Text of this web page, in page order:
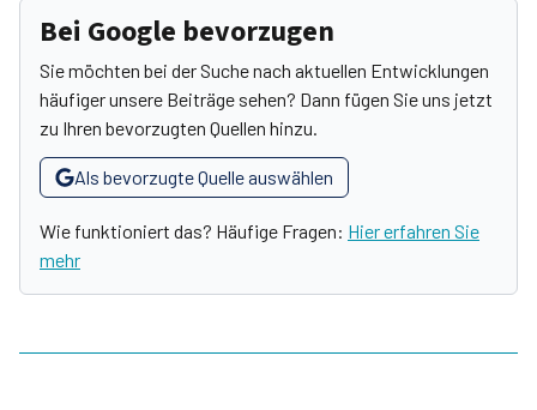
Bei Google bevorzugen
Sie möchten bei der Suche nach aktuellen Entwicklungen
häufiger unsere Beiträge sehen? Dann fügen Sie uns jetzt
zu Ihren bevorzugten Quellen hinzu.
Als bevorzugte Quelle auswählen
Wie funktioniert das? Häufige Fragen: Hier erfahren Sie
mehr